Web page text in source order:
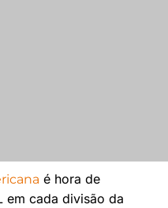
é hora de
em cada divisão da